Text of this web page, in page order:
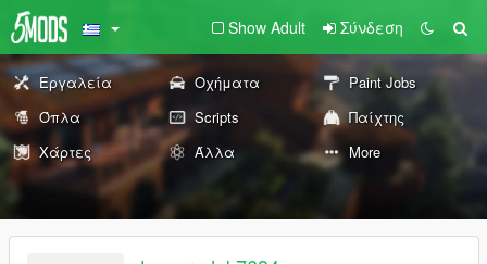
Show Adult Σύνδεση
Εργαλεία Οχήματα
Paint Jobs
Όπλα
Scripts
Παίχτης
Χάρτες
Άλλα More